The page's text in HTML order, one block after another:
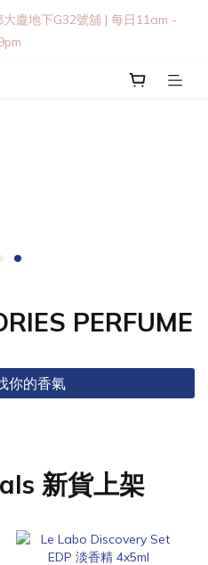
廈地下G32號舖 | 每日11am -
PERFUME
你的香氣
新貨上架